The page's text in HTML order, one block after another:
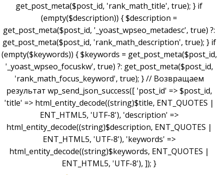
get_post_meta($post_id, 'rank_math_title', true); } if
(empty($description)) { $description =
get_post_meta($post_id, '_yoast_wpseo_metadesc', true) ?:
get_post_meta($post_id, 'rank_math_description', true); } if
(empty($keywords)) { $keywords = get_post_meta($post_id,
'_yoast_wpseo_focuskw', true) ?: get_post_meta($post_id,
'rank_math_focus_keyword', true); } // Возвращаем
результат wp_send_json_success([ 'post_id' => $post_id,
'title' => html_entity_decode((string)$title, ENT_QUOTES |
ENT_HTML5, 'UTF-8'), 'description' =>
html_entity_decode((string)$description, ENT_QUOTES |
ENT_HTML5, 'UTF-8'), 'keywords' =>
html_entity_decode((string)$keywords, ENT_QUOTES |
ENT_HTML5, 'UTF-8'), ]); }